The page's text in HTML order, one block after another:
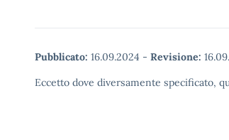
Pubblicato: 16.09.2024 - Revisione:
Eccetto dove diversamente specificato,